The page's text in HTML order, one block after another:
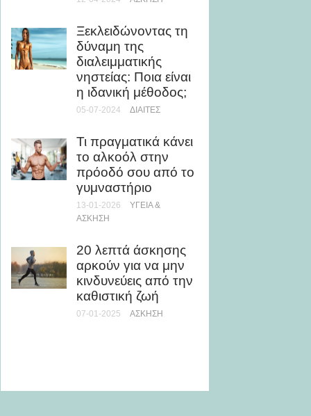
Ξεκλειδώνοντας τη
δύναμη της
διαλειμματικής
νηστείας: Ποια είναι
η ιδανική μέθοδος;
05-07-2024 ΔΊΑΙΤΕΣ
Τι πραγματικά κάνει
το αλκοόλ στην
πρόοδό σου από το
γυμναστήριο
13-01-2026
ΥΓΕΊΑ &
ΆΣΚΗΣΗ
20 λεπτά άσκησης
αρκούν για να μην
κινδυνεύεις από την
καθιστική ζωή
07-01-2025 ΆΣΚΗΣΗ